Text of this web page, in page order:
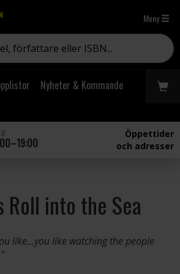
Meny
Nyheter & Kommande
Öppettider
och adresser
Roll into the Sea
like…you like watching the people